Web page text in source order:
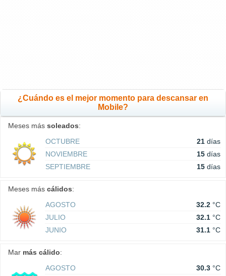
¿Cuándo es el mejor momento para descansar en
Mobile?
Meses más soleados:
OCTUBRE
21 días
NOVIEMBRE
15 días
SEPTIEMBRE
15 días
Meses más cálidos:
AGOSTO
32.2 °C
JULIO
32.1 °C
JUNIO
31.1 °C
Mar más cálido:
AGOSTO
30.3 °C